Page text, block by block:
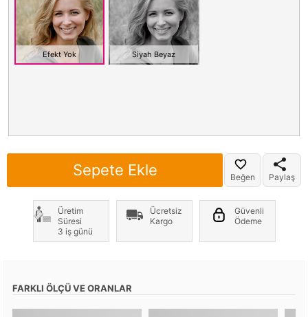
Efekt Yok Siyah Beyaz
Sepete Ekle Beğen Paylaş
Üretim
Süresi
3 iş günü
Ücretsiz
Kargo
Güvenli
Ödeme
FARKLI ÖLÇÜ VE ORANLAR